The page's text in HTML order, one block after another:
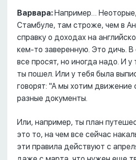
Варвара:Например…
Стамбуле, там строже, чем в
справку о доходах на
кем-то заверенную. Это дичь.
все просят, но иногда надо. И у
ты пошел. Или у тебя была
говорят: "А мы хотим движение
разные документы.
Или, например, ты план
это то, на чем все сейчас
эти правила действуют с